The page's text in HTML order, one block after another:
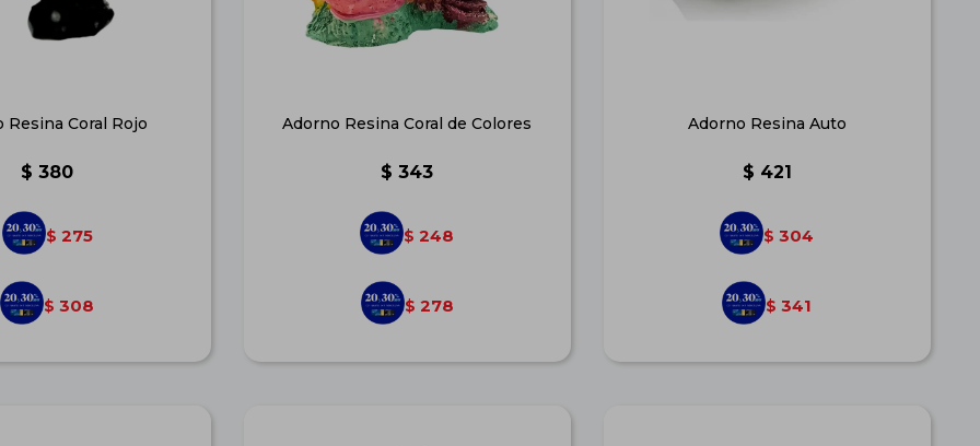
Resina Coral Rojo
$ 380
$ 275
$ 308
Adorno Resina Coral de Colores
$ 343
$ 248
$ 278
Adorno Resina Auto
$ 421
$ 304
$ 341